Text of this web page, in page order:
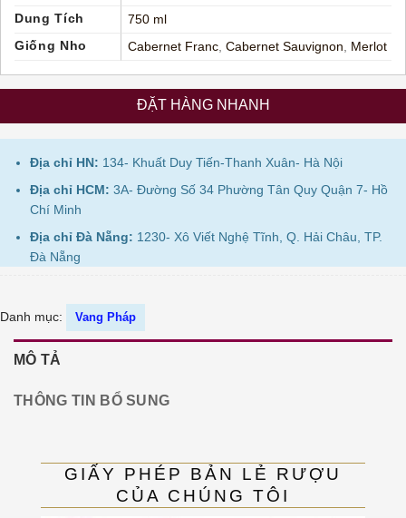
Dung Tích
750 ml
Giống Nho
Cabernet Franc, Cabernet Sauvignon Merlot
ĐẶT HÀNG NHANH
Địa chỉ HN: 134- Khuất Duy Tiến-Thanh Xuân- Hà Nội
Địa chỉ HCM: 3A- Đường Số 34 Phường Tân Quy Quận 7- Hồ
Chí Minh
Địa chỉ Đà Nẵng: 1230- Xô Viết Nghệ Tĩnh, Q. Hải Châu, TP.
Đà Nẵng
Danh mục: Vang Pháp
MÔ TẢ
THÔNG TIN BỔ SUNG
GIẤY PHÉP BẢN LẺ RƯỢU
CỦA CHÚNG TÔI